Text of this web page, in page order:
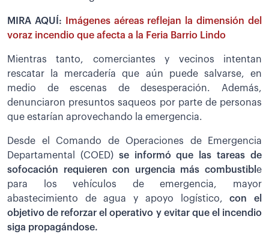
MIRA AQUÍ:
Imágenes aéreas reflejan la dimensión del
voraz incendio que afecta a la Feria Barrio Lindo
Mientras tanto, comerciantes y vecinos intentan
rescatar la mercadería que aún puede salvarse, en
medio de escenas de desesperación. Además,
denunciaron presuntos saqueos por parte de personas
que estarían aprovechando la emergencia.
Desde el Comando de Operaciones de Emergencia
Departamental (COED) se informó que las tareas de
sofocación requieren con urgencia más combustibl e
para los vehículos de emergencia, mayor
abastecimiento de agua y apoyo logístico, con el
objetivo de reforzar el operativo y evitar que el incendio
siga propagándose.